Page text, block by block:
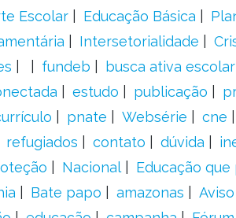
Escolar Educação Básica
Intersetorialidade
fundeb busca ativa escolar
estudo publicação
pnate Websérie cne
refugiados contato dúvida
Nacional Educação
Bate papo amazonas Aviso